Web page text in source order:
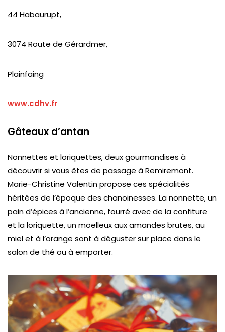
44 Habaurupt,
3074 Route de Gérardmer,
Plainfaing
www.cdhv.fr
Gâteaux d’antan
Nonnettes et loriquettes, deux gourmandises à
découvrir si vous êtes de passage à Remiremont.
Marie-Christine Valentin propose ces spécialités
héritées de l’époque des chanoinesses. La nonnette, un
pain d’épices à l’ancienne, fourré avec de la confiture
et la loriquette, un moelleux aux amandes brutes, au
miel et à l’orange sont à déguster sur place dans le
salon de thé ou à emporter.